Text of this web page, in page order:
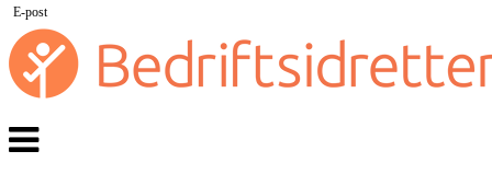
Veksle
navigasjon
E-post